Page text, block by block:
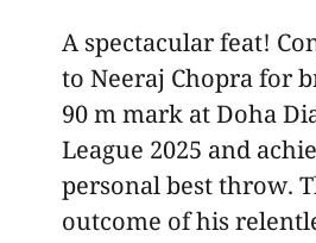
A spectacular feat!
to Neeraj Chopra for
90 m mark at Doha
League 2025 and
personal best throw.
outcome of his